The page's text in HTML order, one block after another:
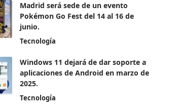
Madrid será sede de un evento
Pokémon Go Fest del 14 al 16 de
junio.
Tecnología
Windows 11 dejará de dar soporte a
aplicaciones de Android en marzo de
2025.
Tecnología